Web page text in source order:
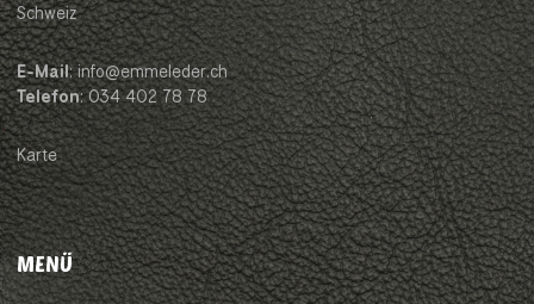
Schweiz
E-Mail: info@emmeleder.ch
Telefon: 034 402 78 78
Karte
MENÜ